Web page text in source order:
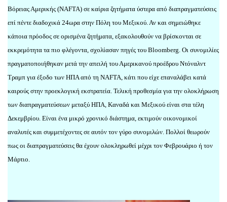
Βόρειας Αμερικής (NAFTA) σε καίρια ζητήματα ύστερα από διαπραγματεύσεις
επί πέντε διαδοχικά 24ωρα στην Πόλη του Μεξικού. Αν και σημειώθηκε
κάποια πρόοδος σε ορισμένα ζητήματα, εξακολουθούν να βρίσκονται σε
εκκρεμότητα τα πιο φλέγοντα, σχολίασαν πηγές του Bloomberg. Οι συνομιλίες
πραγματοποιήθηκαν μετά την απειλή του Αμερικανού προέδρου Ντόναλντ
Τραμπ για έξοδο των ΗΠΑ από τη NAFTA, κάτι που είχε επαναλάβει κατά
καιρούς στην προεκλογική εκστρατεία. Τελική προθεσμία για την ολοκλήρωση
των διαπραγματεύσεων μεταξύ ΗΠΑ, Καναδά και Μεξικού είναι στα τέλη
Δεκεμβρίου. Είναι ένα μικρό χρονικό διάστημα, εκτιμούν οικονομικοί
αναλυτές και συμμετέχοντες σε αυτόν τον γύρο συνομιλών. Πολλοί θεωρούν
πως οι διαπραγματεύσεις θα έχουν ολοκληρωθεί μέχρι τον Φεβρουάριο ή τον
Μάρτιο.